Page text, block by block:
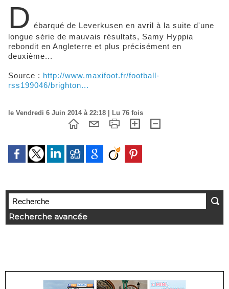
D ébarqué de Leverkusen en avril à la suite d'une
longue série de mauvais résultats, Samy Hyppia
rebondit en Angleterre et plus précisément en
deuxième...
Source : http://www.maxifoot.fr/football-
rss199046/brighton...
le Vendredi 6 Juin 2014 à 22:18 | Lu 76 fois
Recherche avancée